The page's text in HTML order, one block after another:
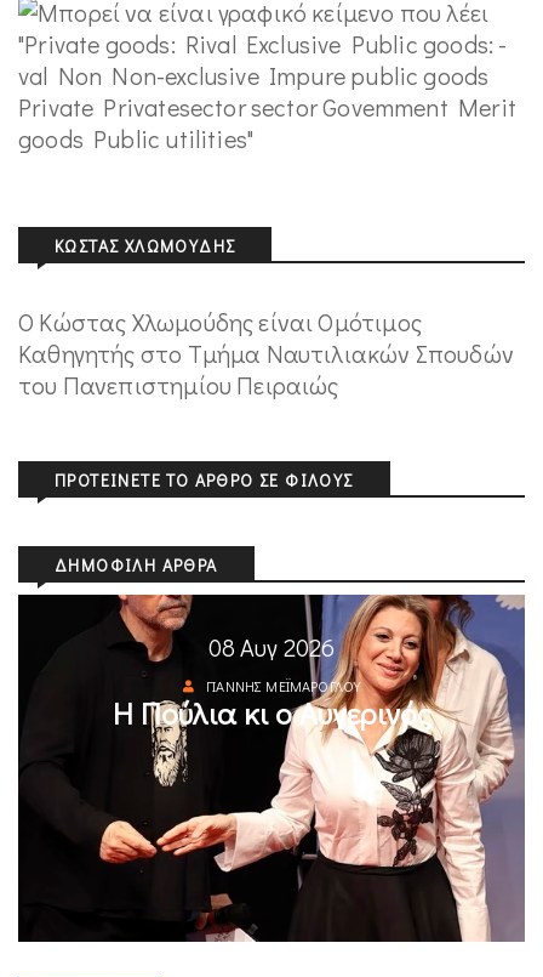
ΚΏΣΤΑΣ ΧΛΩΜΟΎΔΗΣ
Ο Κώστας Χλωμούδης είναι Ομότιμος
Καθηγητής στο Τμήμα Ναυτιλιακών Σπουδών
του Πανεπιστημίου Πειραιώς
ΠΡΟΤΕΊΝΕΤΕ ΤΟ ΆΡΘΡΟ ΣΕ ΦΊΛΟΥΣ
ΔΗΜΟΦΙΛΉ ΆΡΘΡΑ
08 Αυγ 2026
ΓΙΆΝΝΗΣ ΜΕΪΜΆΡΟΓΛΟΥ
Η Πούλια κι ο Αυγερινός